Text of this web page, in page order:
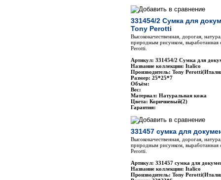
331454/2 Сумка для
Tony Perotti
Высококачественная, дорогая,
природным рисунком, выработанная
Perotti.
Артикул: 331454/2 Сумка для
Название коллекции: Italico
Производитель: Tony
Размер: 25*25*7
Объём:
Вес:
Материал: Натуральная кожа
Цвета: Коричневый(2)
Гарантия:
331457 сумка для
Высококачественная, дорогая,
природным рисунком, выработанная
Perotti.
Артикул: 331457 сумка для
Название коллекции: Italico
Производитель: Tony